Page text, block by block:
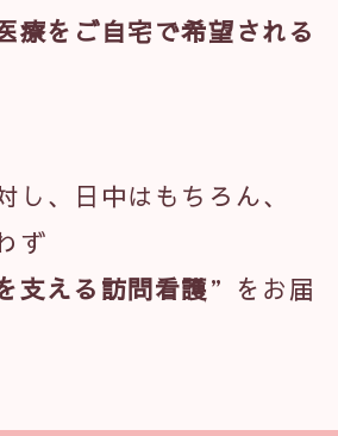
療をご自宅で希望される
し、日中はもちろん、
ず
支える訪問看護”をお届